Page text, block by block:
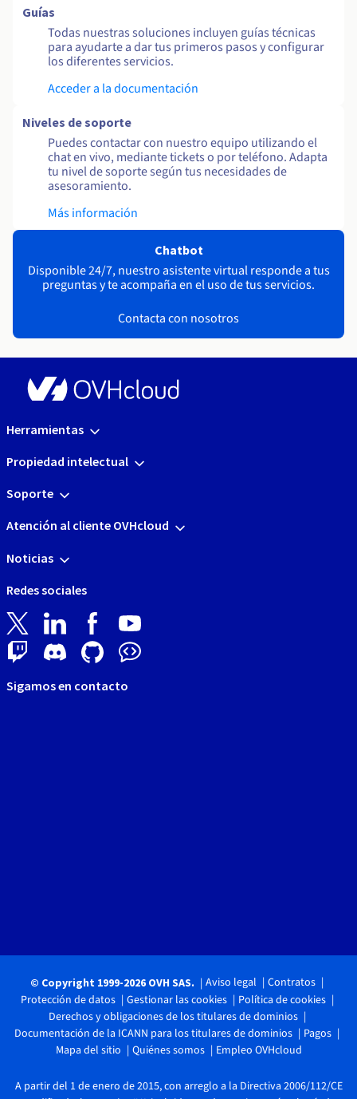
Guías
Todas nuestras soluciones incluyen guías técnicas
para ayudarte a dar tus primeros pasos y configurar
los diferentes servicios.
Acceder a la documentación
Niveles de soporte
Puedes contactar con nuestro equipo utilizando el
chat en vivo, mediante tickets o por teléfono. Adapta
tu nivel de soporte según tus necesidades de
asesoramiento.
Más información
Chatbot
Disponible 24/7, nuestro asistente virtual responde a tus
preguntas y te acompaña en el uso de tus servicios.
Contacta con nosotros
Herramientas
Propiedad intelectual
Soporte
Atención al cliente OVHcloud
Noticias
Redes sociales
Sigamos en contacto
© Copyright 1999-2026 OVH SAS. Aviso legal
Contratos
Protección de datos
Gestionar las cookies
Política de cookies
Derechos y obligaciones de los titulares de dominios
Documentación de la ICANN para los titulares de dominios
Pagos
Mapa del sitio
Quiénes somos Empleo OVHcloud
A partir del 1 de enero de 2015, con arreglo a la Directiva 2006/112/CE